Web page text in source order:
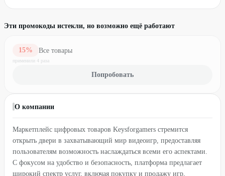
Эти промокоды истекли, но возможно ещё работают
15% Все товары
применили 4 раз а
Попробовать
О компании
Маркетплейс цифровых товаров Keysforgamers стремится
открыть двери в захватывающий мир видеоигр, предоставляя
пользователям возможность наслаждаться всеми его аспектами.
С фокусом на удобство и безопасность, платформа предлагает
широкий спектр услуг, включая покупку и продажу игр,